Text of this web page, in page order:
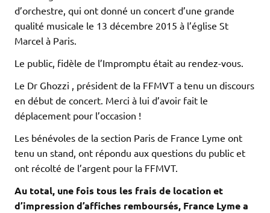
d’orchestre, qui ont donné un concert d’une grande
qualité musicale le 13 décembre 2015 à l’église St
Marcel à Paris.
Le public, fidèle de l’Impromptu était au rendez-vous.
Le Dr Ghozzi , président de la FFMVT a tenu un discours
en début de concert. Merci à lui d’avoir fait le
déplacement pour l’occasion !
Les bénévoles de la section Paris de France Lyme ont
tenu un stand, ont répondu aux questions du public et
ont récolté de l’argent pour la FFMVT.
Au total, une fois tous les frais de location et
d’impression d’affiches remboursés, France Lyme a